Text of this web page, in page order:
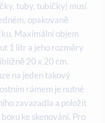
tuby, tubičky) musí
opakovaně
Maximální objem
1 litr a jeho rozměry
20 x 20 cm.
na jeden takový
rámem je nutné
zavazadla a položit
ke skenování. Pro